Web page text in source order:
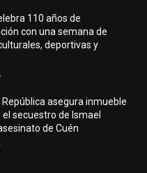
110 años de
con una semana de
deportivas y
República asegura inmueble
el secuestro de Ismael
de Cuén